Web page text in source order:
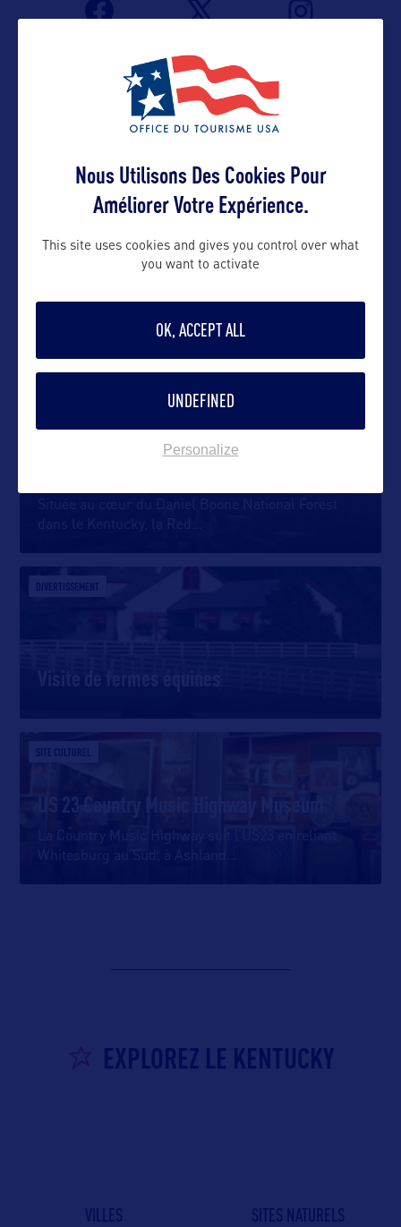
VOIR LE SITE
DANS LA MÊME CATEGORIE
dans le Kentucky, la Red
DIVERTISSEMENT
SITE CULTUREL
US 23 Country Music Highway Museum
La Country Music Highway suit l’US23 en reliant
Whitesburg au Sud, à Ashland
EXPLOREZ LE KENTUCKY
VILLES SITES NATURELS
Nous Utilisons Des Cookies Pour
Améliorer Votre Expérience.
This site uses cookies and gives you control over what
you want to activate
OK, ACCEPT ALL
UNDEFINED
Personalize